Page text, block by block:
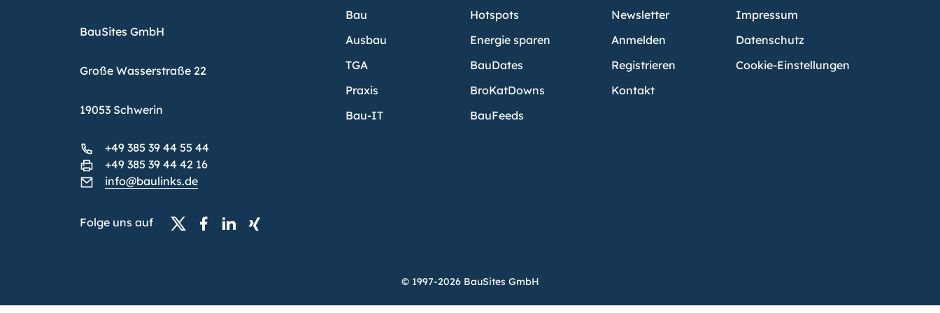
BauSites GmbH
Große Wasserstraße 22
19053 Schwerin
+49 385 39 44 55 44
+49 385 39 44 42 16
info@baulinks.de
Folge uns auf
Bau
Ausbau
TGA
Praxis
Bau-IT
Hotspots
Energie sparen
BauDates
BroKatDowns
BauFeeds
Newsletter
Anmelden
Registrieren
Kontakt
Impressum
Datenschutz
Cookie-Einstellungen
© 1997-2026 BauSites GmbH